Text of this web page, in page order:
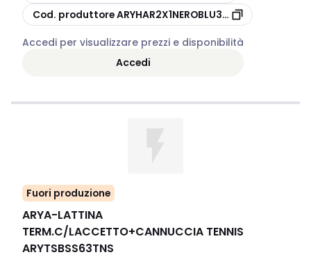
copia
Cod. produttoreARYHAR2X1NEROBLU350
Accedi per visualizzare prezzi e disponibilità
Accedi
Fuori produzione
ARYA-LATTINA
TERM.C/LACCETTO+CANNUCCIA TENNIS
ARYTSBSS63TNS